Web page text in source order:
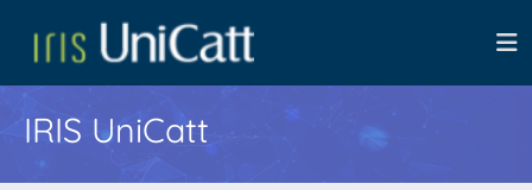
IRIS UniCatt